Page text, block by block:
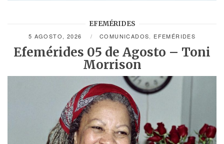
EFEMÉRIDES
5 AGOSTO, 2026 COMUNICADOS, EFEMÉRIDES
Efemérides 05 de Agosto – Toni
Morrison